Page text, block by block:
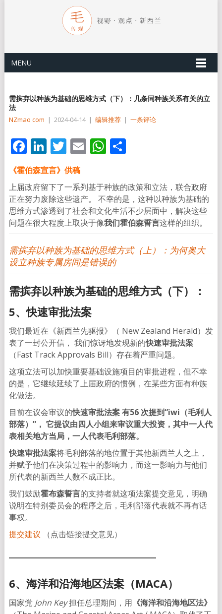
MENU
需摈弃以种族为基础的思维方式（下）：几条同种族关系有关的立
法
NZmao com | 2024-04-14 | 编辑推荐 | 一条评论
Facebook
LinkedIn
Twitter
EmailWhatsApp
分
《霍伯森宣言》供稿
上届政府留下了一系列基于种族的政策和立法，联合政府
正在努力废除这些遗产。 不幸的是，这种以种族为基础的
思维方式渗透到了社会和文化生活不少层面中，解决这些
问题在很大程度上取决于像我们霍伯森誓言这样的组织。
需摈弃以种族为基础的思维方式（上）：为何奥大
设立种族专属房间是错误的
需摈弃以种族为基础的思维方式（下）：
5、快速审批法案
我们最近在《新西兰先驱报》（ New Zealand Herald）发
表了一封公开信， 我们惊讶地发现新的快速审批法案
（Fast Track Approvals Bill）存在着严重问题。
这项立法可以加快重要基础设施项目的审批进程，但不幸
的是，它继续延续了上届政府的惯例，在某些方面有种族
化做法。
目前在议会审议的快速审批法案 有56 次提到“iwi（毛利人
部落）”， 它提议由四人小组来审议重大投资，其中一人代
表相关地方当局，一人代表毛利部落。
快速审批法案将毛利部落的地位置于其他新西兰人之上，
并赋予他们在决策过程中的影响力，而这一影响力与他们
所代表的新西兰人数不成正比。
我们鼓励霍布森誓言的支持者就这项法案提交意见，明确
说明在特别委员会的程序之后，毛利部落代表就不再有话
事权。
提交建议 （点击链接提交意见）
6、海洋和沿海地区法案（MACA）
国家党 John Key担任总理期间，用 《海洋和沿海地区法》